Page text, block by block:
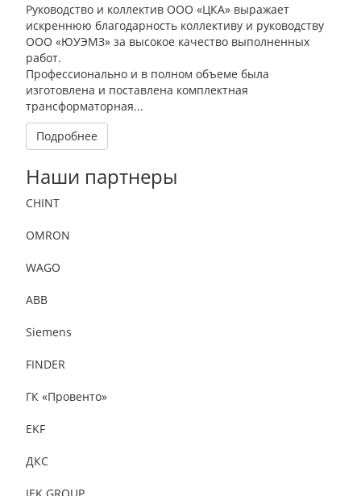
Руководство и коллектив ООО «ЦКА» выражает
искреннюю благодарность коллективу и руководству
ООО «ЮУЭМЗ» за высокое качество выполненных
работ.
Профессионально и в полном объеме была
изготовлена и поставлена комплектная
трансформаторная...
Подробнее
Наши партнеры
CHINT
OMRON
WAGO
ABB
Siemens
FINDER
ГК «Провенто»
EKF
ДКС
IEK GROUP